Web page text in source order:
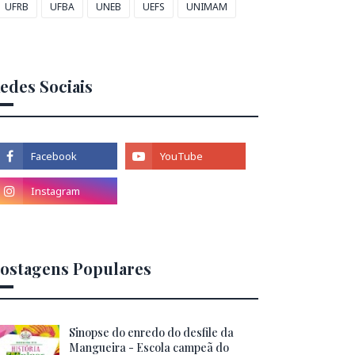
UFRB UFBA UNEB UEFS UNIMAM
Sociais
Populares
Sinopse do enredo do desfile da
Mangueira - Escola campeã do